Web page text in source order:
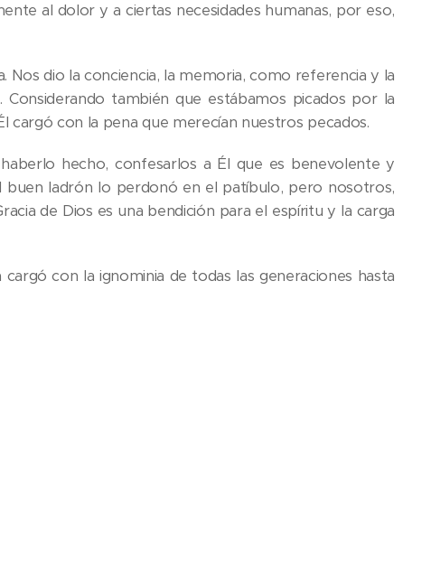
al dolor y a ciertas necesidades humanas, por eso,
Nos dio la conciencia, la memoria, como referencia y la
también que estábamos picados por la
cargó con la pena que merecían nuestros pecados.
hecho, confesarlos a Él que es benevolente y
ladrón lo perdonó en el patíbulo, pero nosotros,
de Dios es una bendición para el espíritu y la carga
con la ignominia de todas las generaciones hasta